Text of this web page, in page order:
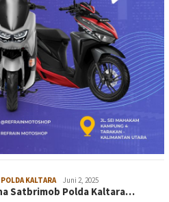
POLDA KALTARA Juni 2, 2025
Satbrimob Polda Kaltara…